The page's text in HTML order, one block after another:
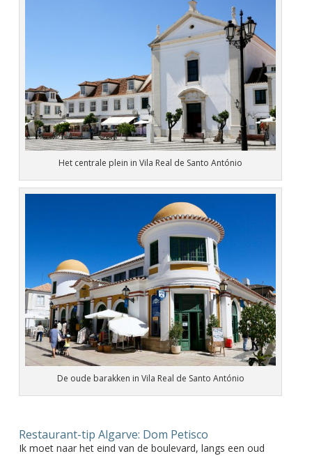
Het centrale plein in Vila Real de Santo António
De oude barakken in Vila Real de Santo António
Restaurant-tip Algarve: Dom Petisco
Ik moet naar het eind van de boulevard, langs een oud